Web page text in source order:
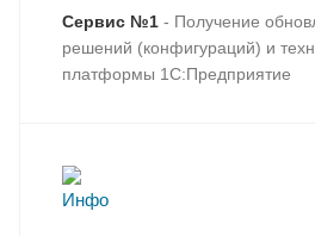
Сервис №1 - Получение
решений (конфигураций) и
платформы 1С:Предприятие